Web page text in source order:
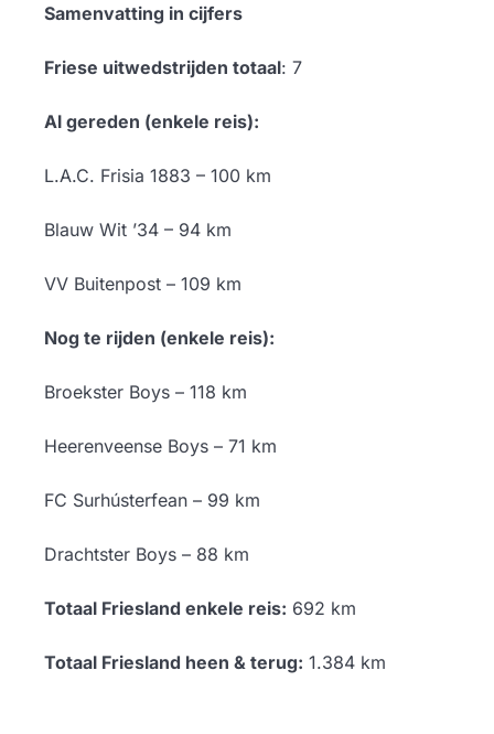
Samenvatting in cijfers
Friese uitwedstrijden totaal: 7
Al gereden (enkele reis):
L.A.C. Frisia 1883 – 100 km
Blauw Wit ’34 – 94 km
VV Buitenpost – 109 km
Nog te rijden (enkele reis):
Broekster Boys – 118 km
Heerenveense Boys – 71 km
FC Surhústerfean – 99 km
Drachtster Boys – 88 km
Totaal Friesland enkele reis: 692 km
Totaal Friesland heen & terug: 1.384 km